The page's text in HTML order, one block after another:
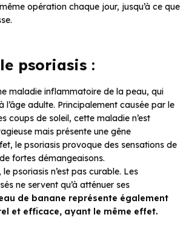
opération chaque jour, jusqu’à ce que
psoriasis :
maladie inflammatoire de la peau, qui
l’âge adulte. Principalement causée par le
coups de soleil, cette maladie n’est
mais présente une gêne
le psoriasis provoque des sensations de
fortes démangeaisons.
psoriasis n’est pas curable. Les
ne servent qu’à atténuer ses
de banane représente également
et efficace, ayant le même effet.